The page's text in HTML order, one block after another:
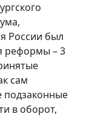
России был
реформы – 3
сам
подзаконные
в оборот,